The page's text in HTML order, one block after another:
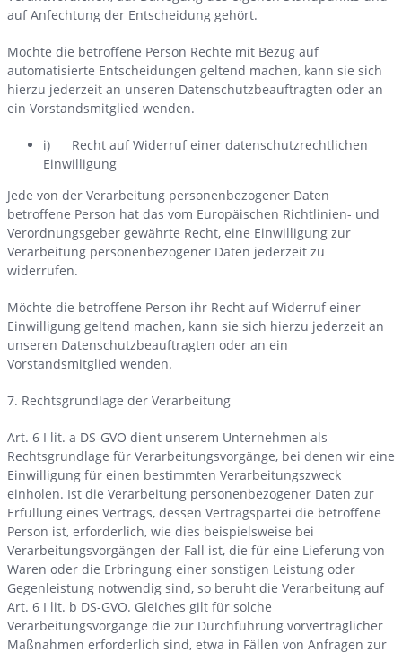
auf Anfechtung der Entscheidung gehört.
Möchte die betroffene Person Rechte mit Bezug auf
automatisierte Entscheidungen geltend machen, kann sie sich
hierzu jederzeit an unseren Datenschutzbeauftragten oder an
ein Vorstandsmitglied wenden.
i) Recht auf Widerruf einer datenschutzrechtlichen
Einwilligung
Jede von der Verarbeitung personenbezogener Daten
betroffene Person hat das vom Europäischen Richtlinien- und
Verordnungsgeber gewährte Recht, eine Einwilligung zur
Verarbeitung personenbezogener Daten jederzeit zu
widerrufen.
Möchte die betroffene Person ihr Recht auf Widerruf einer
Einwilligung geltend machen, kann sie sich hierzu jederzeit an
unseren Datenschutzbeauftragten oder an ein
Vorstandsmitglied wenden.
7. Rechtsgrundlage der Verarbeitung
Art. 6 I lit. a DS-GVO dient unserem Unternehmen als
Rechtsgrundlage für Verarbeitungsvorgänge, bei denen wir eine
Einwilligung für einen bestimmten Verarbeitungszweck
einholen. Ist die Verarbeitung personenbezogener Daten zur
Erfüllung eines Vertrags, dessen Vertragspartei die betroffene
Person ist, erforderlich, wie dies beispielsweise bei
Verarbeitungsvorgängen der Fall ist, die für eine Lieferung von
Waren oder die Erbringung einer sonstigen Leistung oder
Gegenleistung notwendig sind, so beruht die Verarbeitung auf
Art. 6 I lit. b DS-GVO. Gleiches gilt für solche
Verarbeitungsvorgänge die zur Durchführung vorvertraglicher
Maßnahmen erforderlich sind, etwa in Fällen von Anfragen zur